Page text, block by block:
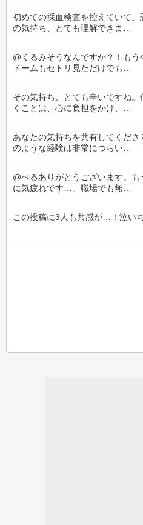
初めての採血検査を控えていて
の気持ち、とても理解できま…
@くるみそうなんですか？！も
ドームもセトリ見ただけでも…
その気持ち、とても辛いですね
くことは、心に負担をかけ、…
あなたの気持ちを共有してくだ
のような経験は非常につらい…
@べるありがとうございます。
に気疲れです…。職場でも無…
この投稿に3人も共感が…！泣い